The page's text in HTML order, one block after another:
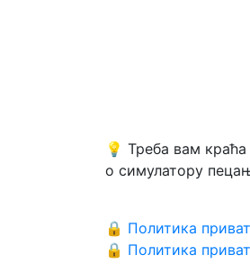
💡 Треба вам
о симулатору
🔒 Политика
🔒 Политика